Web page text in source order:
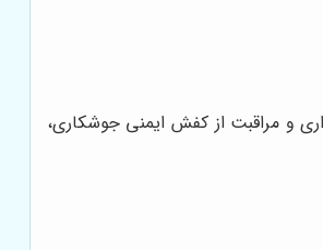
و مراقبت از کفش ایمنی جوشکاری،